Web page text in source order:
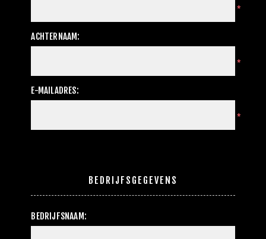
*
ACHTERNAAM:
*
E-MAILADRES:
*
BEDRIJFSGEGEVENS
BEDRIJFSNAAM: